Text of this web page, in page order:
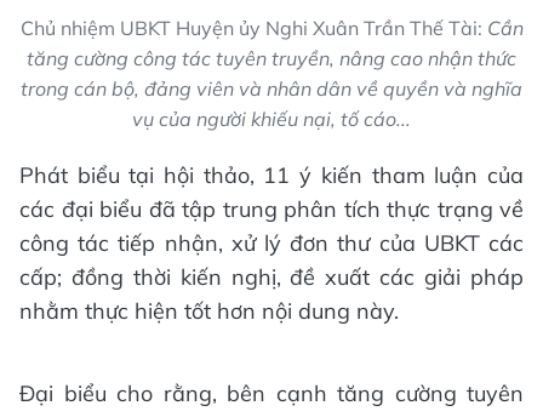
Chủ nhiệm UBKT Huyện ủy Nghi Xuân Trần Thế Tài: Cần
tăng cường công tác tuyên truyền, nâng cao nhận thức
trong cán bộ, đảng viên và nhân dân về quyền và nghĩa
vụ của người khiếu nại, tố cáo...
Phát biểu tại hội thảo, 11 ý kiến tham luận của
các đại biểu đã tập trung phân tích thực trạng về
công tác tiếp nhận, xử lý đơn thư của UBKT các
cấp; đồng thời kiến nghị, đề xuất các giải pháp
nhằm thực hiện tốt hơn nội dung này.
Đại biểu cho rằng, bên cạnh tăng cường tuyên